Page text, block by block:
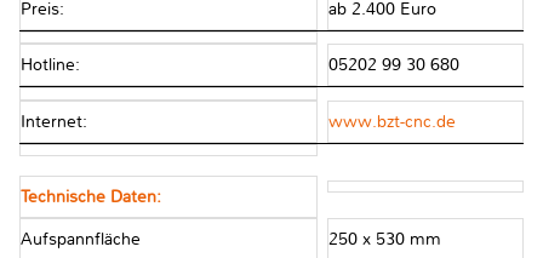
Preis: ab 2.400 Euro
Hotline: 05202 99 30 680
Internet: www.bzt-cnc.de
Technische Daten:
Aufspannfläche 250 x 530 mm